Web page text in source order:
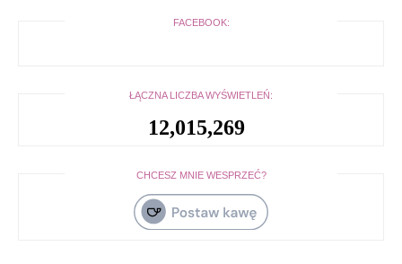
FACEBOOK:
ŁĄCZNA LICZBA WYŚWIETLEŃ:
12,015,269
CHCESZ MNIE WESPRZEĆ?